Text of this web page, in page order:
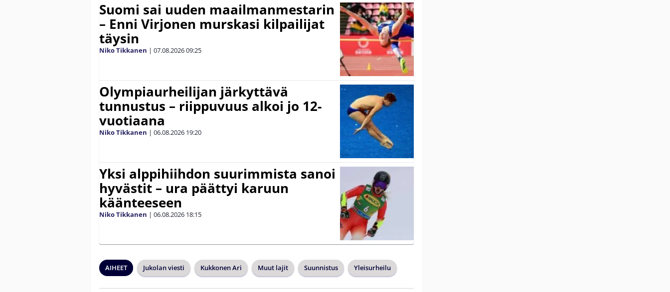
Suomi sai uuden maailmanmestarin
– Enni Virjonen murskasi kilpailijat
täysin
Niko Tikkanen | 07.08.202609:25
Olympiaurheilijan järkyttävä
tunnustus – riippuvuus alkoi jo 12-
vuotiaana
Niko Tikkanen | 06.08.2026 19:20
Yksi alppihiihdon suurimmista sanoi
hyvästit – ura päättyi karuun
käänteeseen
Niko Tikkanen | 06.08.2026 18:15
AIHEET Jukolan viesti Kukkonen Ari Muut lajit Suunnistus Yleisurheilu